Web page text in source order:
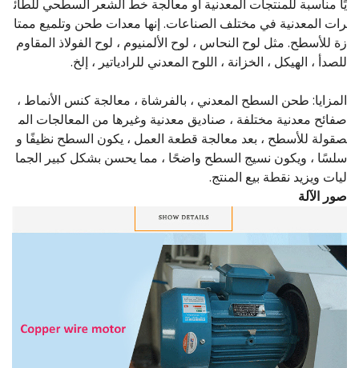
يًا مناسبة للمنتجات المعدنية أو معالجة خط الشعر السطحي للطائ
رات المعدنية في مختلف الصناعات. إنها معدات طحن وتلميع ممتا
زة للأسطح. مثل لوح النحاس ، لوح الألمنيوم ، لوح الفولاذ المقاوم
للصدأ ، الهيكل ، الخزانة ، اللوح المعدني للرادياتير ، إلخ.
المزايا: طحن السطح المعدني ، بالفرشاة ، معالجة كنس الأنماط ،
صفائح معدنية مختلفة ، صناديق معدنية وغيرها من المعالجات الم
صقولة للأسطح ، بعد معالجة قطعة العمل ، يكون السطح نظيفًا و
سلسًا ، ويكون نسيج السطح واضحًا ، مما يحسن بشكل كبير الجما
ليات ويزيد نقطة بيع المنتج.
صور الآلة